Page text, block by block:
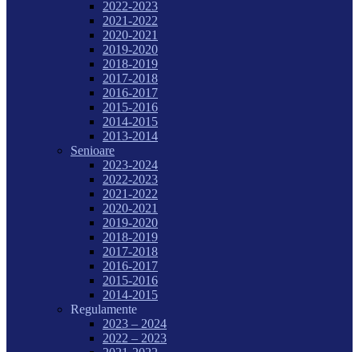
2022-2023
2021-2022
2020-2021
2019-2020
2018-2019
2017-2018
2016-2017
2015-2016
2014-2015
2013-2014
Senioare
2023-2024
2022-2023
2021-2022
2020-2021
2019-2020
2018-2019
2017-2018
2016-2017
2015-2016
2014-2015
Regulamente
2023 – 2024
2022 – 2023